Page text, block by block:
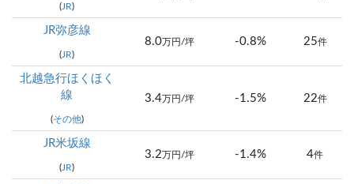
(JR)
JR弥彦線
(JR)
8.0万円/坪 -0.8% 25件
北越急行ほくほく
線
(その他)
3.4万円/坪 -1.5% 22件
JR米坂線
(JR)
3.2万円/坪 -1.4% 4件